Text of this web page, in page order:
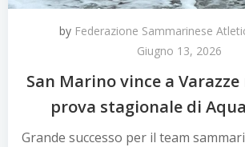
by Federazione Sammarinese
Giugno 13, 2026
San Marino vince a
prova stagionale di
Grande successo per il team